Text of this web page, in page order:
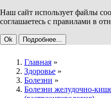
Наш сайт использует файлы
соглашаетесь с правилами в
Ok Подробнее...
Главная »
Здоровье »
Болезни »
Болезни желудочно-